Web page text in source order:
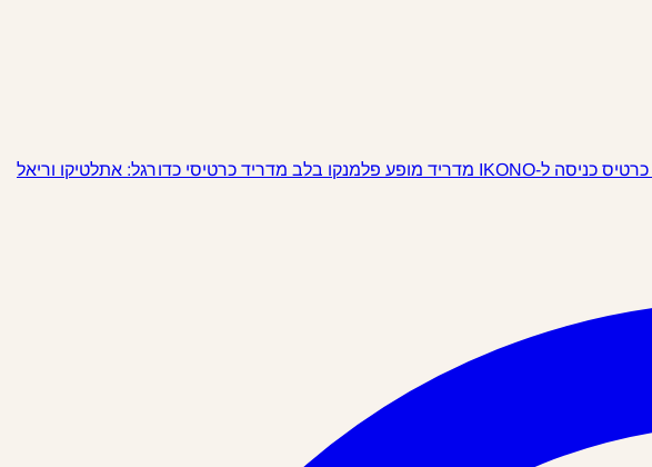
כרטיס כניסה ל-IKONO מדריד מופע פלמנקו בלב מדריד כרטיסי כדורגל: אתלטיקו וריאל